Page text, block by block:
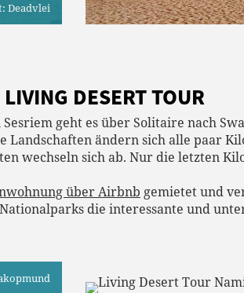
Deadvlei
DESERT TOUR
geht es über Solitaire nach
ändern sich alle paar
wechseln sich ab. Nur die letzten
über Airbnb gemietet und
die interessante und